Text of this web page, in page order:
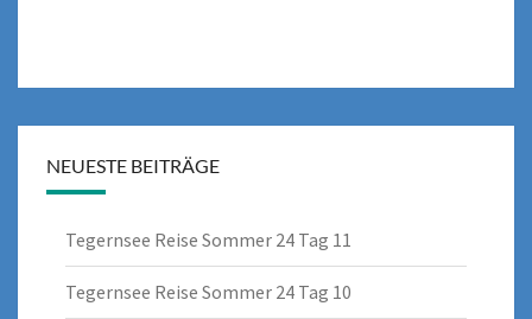
NEUESTE BEITRÄGE
Tegernsee Reise Sommer 24 Tag 11
Tegernsee Reise Sommer 24 Tag 10